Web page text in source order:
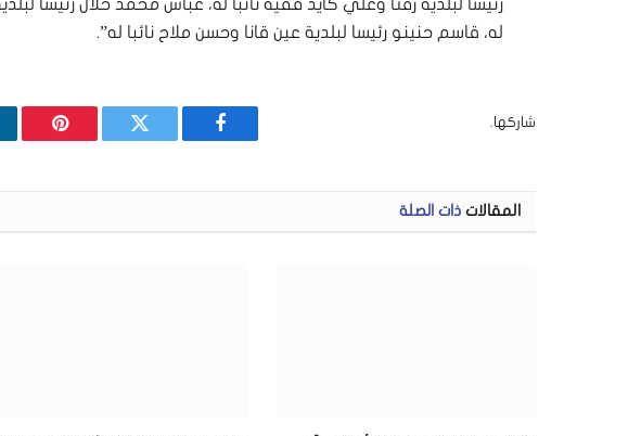
رئيسا لبلدية زفتا وعلي كايد فقيه نائبا له، عباس محمد حلال رئيسا
له، قاسم حنينو رئيسا لبلدية عين قانا وحسن ملاح نائبا له”.
شاركها.
فيسبوك تويتر
المقالات ذات الصلة